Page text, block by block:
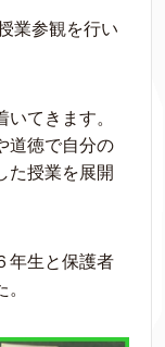
業参観を行い
てきます。
道徳で自分の
た授業を展開
年生と保護者